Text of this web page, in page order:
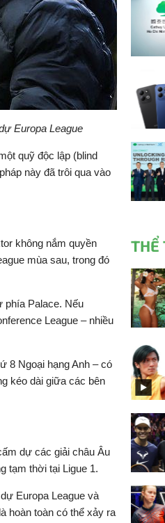
Europa League
quỹ độc lập (blind
này đã trôi qua vào
không nắm quyền
mùa sau, trong đó
phía Palace. Nếu
League – nhiều
8 Ngoại hạng Anh – có
kéo dài giữa các bên
dự các giải châu Âu
tạm thời tại Ligue 1.
Europa League và
hoàn toàn có thể xảy ra
THỂ